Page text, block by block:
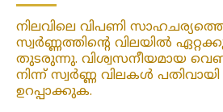
നിലവിലെ വിപണി
സ്വർണ്ണത്തിന്റെ വിലയിൽ
തുടരുന്നു. വിശ്വസനീയമായ
നിന്ന് സ്വർണ്ണ വിലകൾ
ഉറപ്പാക്കുക.